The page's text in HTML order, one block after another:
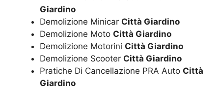
Giardino
Demolizione Minicar Città Giardino
Demolizione Moto Città Giardino
Demolizione Motorini Città Giardino
Demolizione Scooter Città Giardino
Pratiche Di Cancellazione PRA Auto Città
Giardino